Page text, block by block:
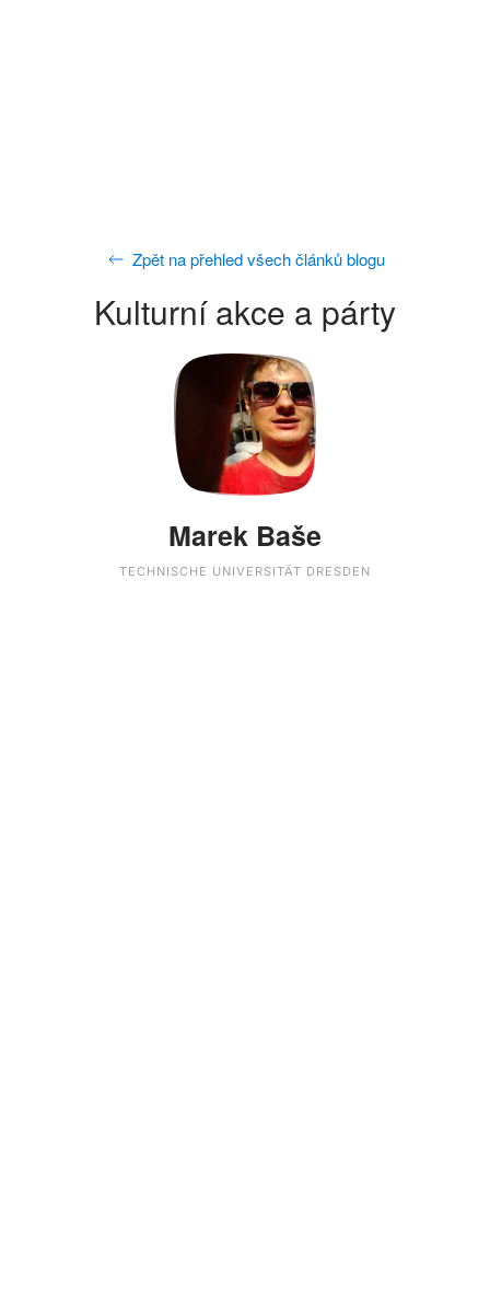
Zpět na přehled všech článků blogu
Kulturní akce a párty
Marek Baše
TECHNISCHE UNIVERSITÄT DRESDEN